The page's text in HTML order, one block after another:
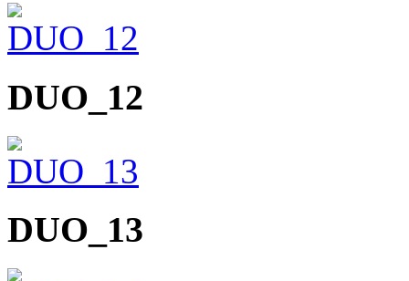
DUO_12
DUO_13